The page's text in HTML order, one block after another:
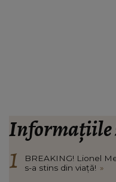
Informațiile
BREAKING! Lionel
s-a stins din viață! »